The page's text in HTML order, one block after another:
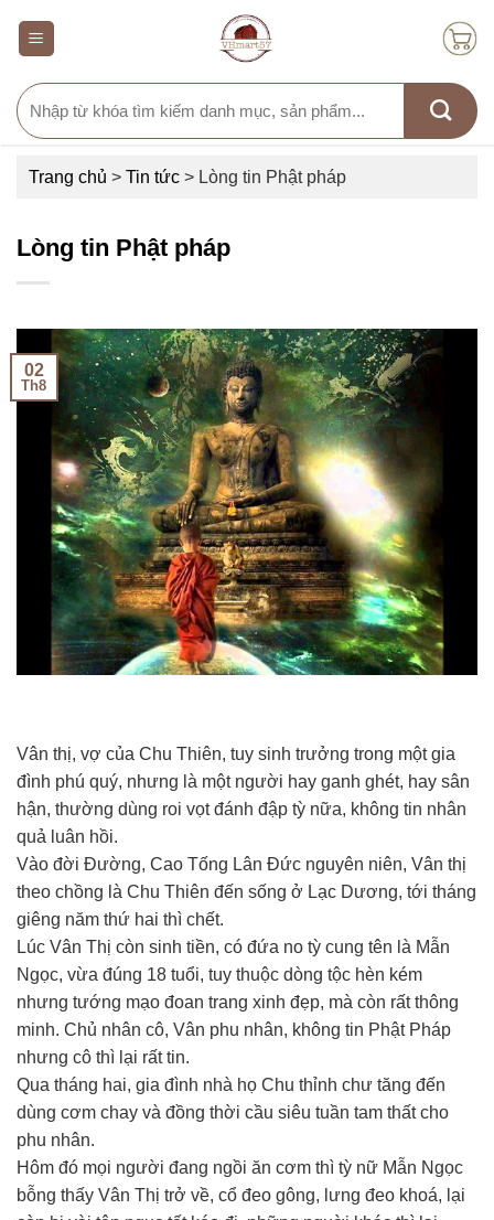
Search
for:
Trang chủ > Tin tức > Lòng tin Phật pháp
Lòng tin Phật pháp
02
Th8
Vân thị, vợ của Chu Thiên, tuy sinh trưởng trong một gia
đình phú quý, nhưng là một người hay ganh ghét, hay sân
hận, thường dùng roi vọt đánh đập tỳ nữa, không tin nhân
quả luân hồi.
Vào đời Đường, Cao Tống Lân Đức nguyên niên, Vân thị
theo chồng là Chu Thiên đến sống ở Lạc Dương, tới tháng
giêng năm thứ hai thì chết.
Lúc Vân Thị còn sinh tiền, có đứa no tỳ cung tên là Mẫn
Ngọc, vừa đúng 18 tuổi, tuy thuộc dòng tộc hèn kém
nhưng tướng mạo đoan trang xinh đẹp, mà còn rất thông
minh. Chủ nhân cô, Vân phu nhân, không tin Phật Pháp
nhưng cô thì lại rất tin.
Qua tháng hai, gia đình nhà họ Chu thỉnh chư tăng đến
dùng cơm chay và đồng thời cầu siêu tuần tam thất cho
phu nhân.
Hôm đó mọi người đang ngồi ăn cơm thì tỳ nữ Mẫn Ngọc
bỗng thấy Vân Thị trở về, cổ đeo gông, lưng đeo khoá, lại